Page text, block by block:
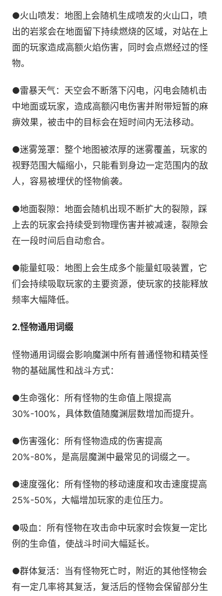
●火山喷发：地图上会随机生成喷发的火山口，喷
出的岩浆会在地面留下持续燃烧的区域，对站在上
面的玩家造成高额火焰伤害，同时会点燃经过的怪
物。
●雷暴天气：天空会不断落下闪电，闪电会随机击
中地面或玩家，造成高额闪电伤害并附带短暂的麻
痹效果，被击中的目标会在短时间内无法移动。
●迷雾笼罩：整个地图被浓厚的迷雾覆盖，玩家的
视野范围大幅缩小，只能看到身边一定范围内的敌
人，容易被埋伏的怪物偷袭。
●地面裂隙：地面会随机出现不断扩大的裂隙，踩
上去的玩家会持续受到物理伤害并被减速，裂隙会
在一段时间后自动愈合。
●能量虹吸：地图上会生成多个能量虹吸装置，它
们会持续吸取玩家的主要资源，使玩家的技能释放
频率大幅降低。
2.怪物通用词缀
怪物通用词缀会影响魔渊中所有普通怪物和精英怪
物的基础属性和战斗方式：
●生命强化：所有怪物的生命值上限提高
30%-100%，具体数值随魔渊层数增加而提升。
●伤害强化：所有怪物造成的伤害提高
20%-80%，是高层魔渊中最常见的词缀之一。
●速度强化：所有怪物的移动速度和攻击速度提高
25%-50%，大幅增加玩家的走位压力。
●吸血：所有怪物在攻击命中玩家时会恢复一定比
例的生命值，使战斗时间大幅延长。
●群体复活：当有怪物死亡时，附近的其他怪物会
有一定几率将其复活，复活后的怪物会保留部分生